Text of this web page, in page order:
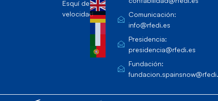
Esquí de
velocidad
Comunicación:
info@rfedi.es
Presidencia:
presidencia@rfedi.es
Fundación: